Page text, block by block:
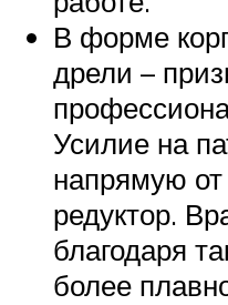
В форме
дрели –
Усилие на
напрямую от
редуктор.
благодаря
более